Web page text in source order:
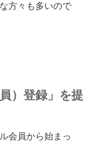
方々も多いので
）登録」を提
会員から始まっ